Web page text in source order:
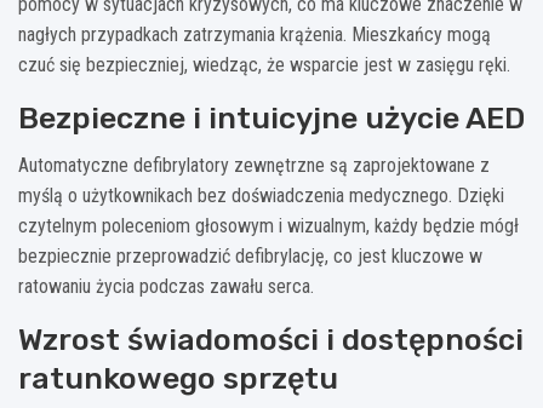
nagłych przypadkach zatrzymania krążenia. Mieszkańcy mogą
czuć się bezpieczniej, wiedząc, że wsparcie jest w zasięgu ręki.
Bezpieczne i intuicyjne użycie AED
Automatyczne defibrylatory zewnętrzne są zaprojektowane z
myślą o użytkownikach bez doświadczenia medycznego. Dzięki
czytelnym poleceniom głosowym i wizualnym, każdy będzie mógł
bezpiecznie przeprowadzić defibrylację, co jest kluczowe w
ratowaniu życia podczas zawału serca.
Wzrost świadomości i dostępności
ratunkowego sprzętu